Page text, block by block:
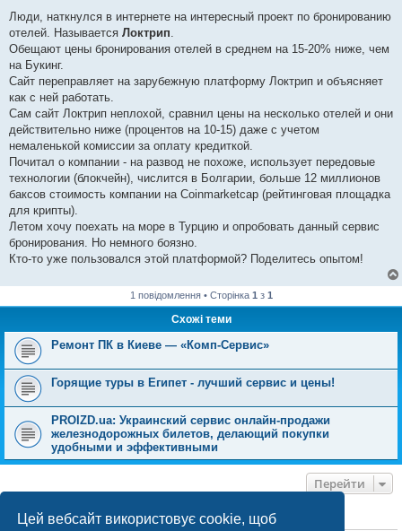
Цей вебсайт використовує cookie, щоб
в
д
о
л
е
н
я
Люди, наткнулся в интернете на интересный проект по бронированию
отелей. Называется Локтрип.
Обещают цены бронирования отелей в среднем на 15-20% ниже, чем
на Букинг.
Сайт переправляет на зарубежную платформу Локтрип и объясняет
как с ней работать.
Сам сайт Локтрип неплохой, сравнил цены на несколько отелей и они
действительно ниже (процентов на 10-15) даже с учетом
немаленькой комиссии за оплату кредиткой.
Почитал о компании - на развод не похоже, использует передовые
технологии (блокчейн), числится в Болгарии, больше 12 миллионов
баксов стоимость компании на Coinmarketcap (рейтинговая площадка
для крипты).
Летом хочу поехать на море в Турцию и опробовать данный сервис
бронирования. Но немного боязно.
Кто-то уже пользовался этой платформой? Поделитесь опытом!
1 повідомлення • Сторінка 1 з 1
Схожі теми
Ремонт ПК в Киеве — «Комп-Сервис»
Горящие туры в Египет - лучший сервис и цены!
PROIZD.ua: Украинский сервис онлайн-продажи
железнодорожных билетов, делающий покупки
удобными и эффективными
Перейти
ХТО ЗАРАЗ ОНЛАЙН